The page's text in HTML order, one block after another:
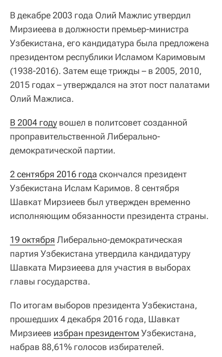
В декабре 2003 года Олий Мажлис утвердил
Мирзиеева в должности премьер-министра
Узбекистана, его кандидатура была предложена
президентом республики Исламом Каримовым
(1938-2016). Затем еще трижды – в 2005, 2010,
2015 годах – утверждался на этот пост палатами
Олий Мажлиса.
В 2004 году вошел в политсовет созданной
проправительственной Либерально-
демократической партии.
2 сентября 2016 года скончался президент
Узбекистана Ислам Каримов. 8 сентября
Шавкат Мирзиеев был утвержден временно
исполняющим обязанности президента страны.
19 октября Либерально-демократическая
партия Узбекистана утвердила кандидатуру
Шавката Мирзиеева для участия в выборах
главы государства.
По итогам выборов президента Узбекистана,
прошедших 4 декабря 2016 года, Шавкат
Мирзиеев избран президентом Узбекистана,
набрав 88,61% голосов избирателей.